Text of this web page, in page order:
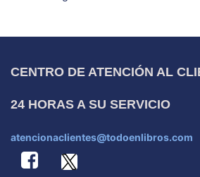
CENTRO DE ATENCIÓN AL
24 HORAS A SU SERVICIO
atencionaclientes@todoenlibros.com